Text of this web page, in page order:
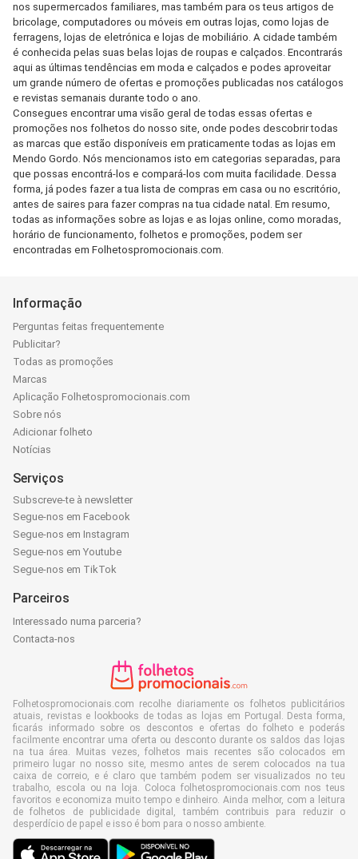
nos supermercados familiares, mas também para os teus artigos de
bricolage, computadores ou móveis em outras lojas, como lojas de
ferragens, lojas de eletrónica e lojas de mobiliário. A cidade também
é conhecida pelas suas belas lojas de roupas e calçados. Encontrarás
aqui as últimas tendências em moda e calçados e podes aproveitar
um grande número de ofertas e promoções publicadas nos catálogos
e revistas semanais durante todo o ano.
Consegues encontrar uma visão geral de todas essas ofertas e
promoções nos folhetos do nosso site, onde podes descobrir todas
as marcas que estão disponíveis em praticamente todas as lojas em
Mendo Gordo. Nós mencionamos isto em categorias separadas, para
que possas encontrá-los e compará-los com muita facilidade. Dessa
forma, já podes fazer a tua lista de compras em casa ou no escritório,
antes de saires para fazer compras na tua cidade natal. Em resumo,
todas as informações sobre as lojas e as lojas online, como moradas,
horário de funcionamento, folhetos e promoções, podem ser
encontradas em Folhetospromocionais.com.
Informação
Perguntas feitas frequentemente
Publicitar?
Todas as promoções
Marcas
Aplicação Folhetospromocionais.com
Sobre nós
Adicionar folheto
Notícias
Serviços
Subscreve-te à newsletter
Segue-nos em Facebook
Segue-nos em Instagram
Segue-nos em Youtube
Segue-nos em TikTok
Parceiros
Interessado numa parceria?
Contacta-nos
Folhetospromocionais.com recolhe diariamente os folhetos publicitários
atuais, revistas e lookbooks de todas as lojas em Portugal. Desta forma,
ficarás informado sobre os descontos e ofertas do folheto e poderás
facilmente encontrar uma oferta ou desconto durante os saldos das lojas
na tua área. Muitas vezes, folhetos mais recentes são colocados em
primeiro lugar no nosso site, mesmo antes de serem colocados na tua
caixa de correio, e é claro que também podem ser visualizados no teu
trabalho, escola ou na loja. Coloca folhetospromocionais.com nos teus
favoritos e economiza muito tempo e dinheiro. Ainda melhor, com a leitura
de folhetos de publicidade digital, também contribuis para reduzir o
desperdício de papel e isso é bom para o nosso ambiente.